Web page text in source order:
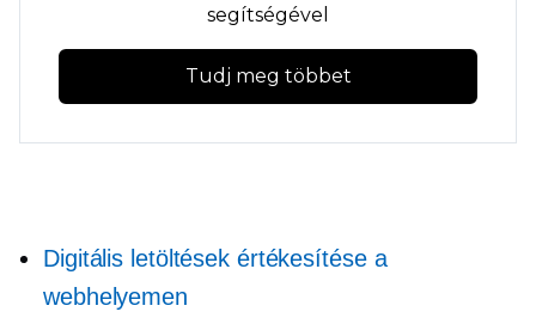
segítségével
Tudj meg többet
Digitális letöltések értékesítése a
webhelyemen